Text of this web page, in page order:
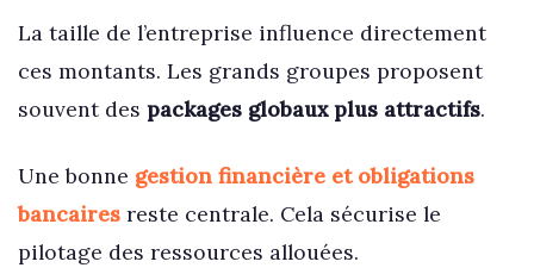
La taille de l’entreprise influence directement
ces montants. Les grands groupes proposent
souvent des packages globaux plus attractifs.
Une bonne gestion financière et obligations
bancairesreste centrale. Cela sécurise le
pilotage des ressources allouées.